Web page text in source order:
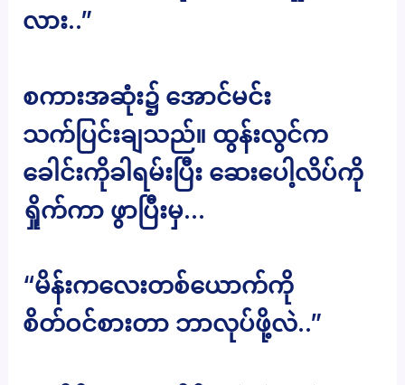
လား..”
စကားအဆုံး၌ အောင်မင်း
သက်ပြင်းချသည်။ ထွန်းလွင်က
ခေါင်းကိုခါရမ်းပြီး ဆေးပေါ့လိပ်ကို
ရှိုက်ကာ ဖွာပြီးမှ…
“မိန်းကလေးတစ်ယောက်ကို
စိတ်ဝင်စားတာ ဘာလုပ်ဖို့လဲ..”